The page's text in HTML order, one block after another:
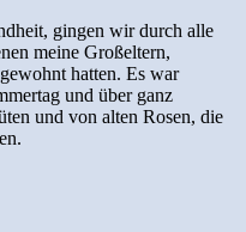
gingen wir durch alle
meine Großeltern,
hatten. Es war
und über ganz
und von alten Rosen, die